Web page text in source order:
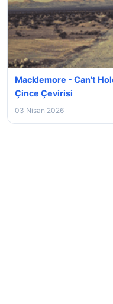
Macklemore - Can’t
Çince Çevirisi
03 Nisan 2026